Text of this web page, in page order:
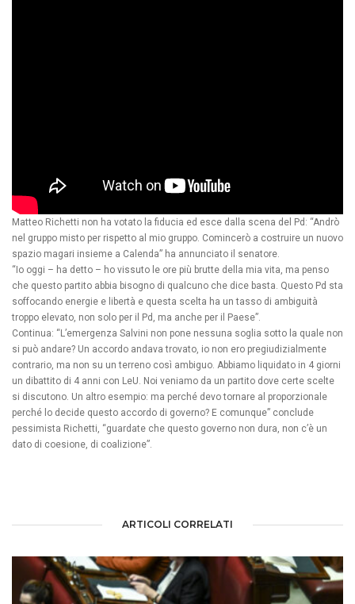
Matteo Richetti non ha votato la fiducia ed esce dalla scena del Pd: “Andrò
nel gruppo misto per rispetto al mio gruppo. Comincerò a costruire un nuovo
spazio magari insieme a Calenda” ha annunciato il senatore.
“Io oggi – ha detto – ho vissuto le ore più brutte della mia vita, ma penso
che questo partito abbia bisogno di qualcuno che dice basta. Questo Pd sta
soffocando energie e libertà e questa scelta ha un tasso di ambiguità
troppo elevato, non solo per il Pd, ma anche per il Paese”.
Continua: “L’emergenza Salvini non pone nessuna soglia sotto la quale non
si può andare? Un accordo andava trovato, io non ero pregiudizialmente
contrario, ma non su un terreno così ambiguo. Abbiamo liquidato in 4 giorni
un dibattito di 4 anni con LeU. Noi veniamo da un partito dove certe scelte
si discutono. Un altro esempio: ma perché devo tornare al proporzionale
perché lo decide questo accordo di governo? E comunque” conclude
pessimista Richetti, “guardate che questo governo non dura, non c’è un
dato di coesione, di coalizione”.
ARTICOLI CORRELATI